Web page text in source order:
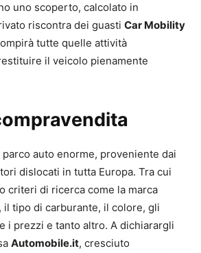
uno scoperto, calcolato in
riscontra dei guasti Car Mobility
tutte quelle attività
il veicolo pienamente
parco auto enorme, proveniente dai
dislocati in tutta Europa. Tra cui
criteri di ricerca come la marca
tipo di carburante, il colore, gli
i prezzi e tanto altro. A dichiarargli
Automobile.it, cresciuto